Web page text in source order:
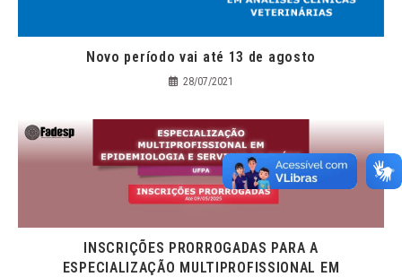
Novo período vai até 13 de agosto
28/07/2021
INSCRIÇÕES PRORROGADAS PARA A
ESPECIALIZAÇÃO MULTIPROFISSIONAL EM